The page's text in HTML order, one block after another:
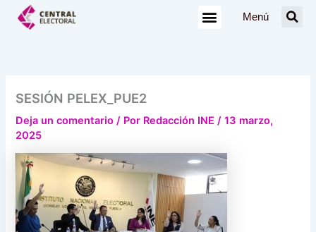
Menú
SESIÓN PELEX_PUE2
Deja un comentario / Por Redacción INE/13 marzo,
2025